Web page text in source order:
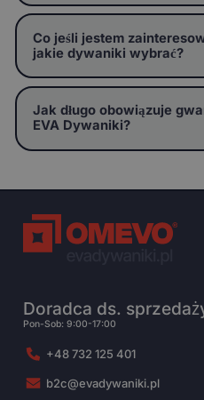
Co jeśli jestem
jakie dywaniki wybrać?
Jak długo obowiązuje
EVA Dywaniki?
Doradca ds.
Pon-Sob: 9:00-17:00
+48 732 125 401
b2c@evadywaniki.pl